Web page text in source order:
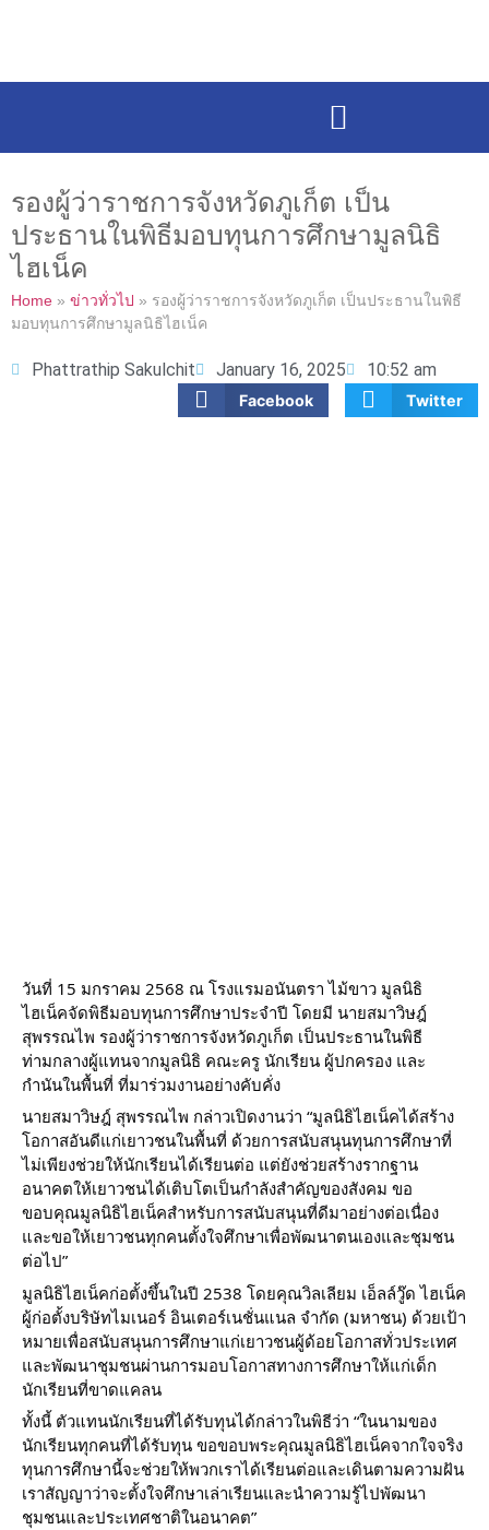
รองผู้ว่าราชการจังหวัดภูเก็ต เป็น
ประธานในพิธีมอบทุนการศึกษามูลนิธิ
ไฮเน็ค
Home » ข่าวทั่วไป » รองผู้ว่าราชการจังหวัดภูเก็ต เป็นประธานในพิธี
มอบทุนการศึกษามูลนิธิไฮเน็ค
Phattrathip Sakulchit January 16, 2025 10:52 am
Facebook Twitter
วันที่ 15 มกราคม 2568 ณ โรงแรมอนันตรา ไม้ขาว มูลนิธิ
ไฮเน็คจัดพิธีมอบทุนการศึกษาประจำปี โดยมี นายสมาวิษฎ์
สุพรรณไพ รองผู้ว่าราชการจังหวัดภูเก็ต เป็นประธานในพิธี
ท่ามกลางผู้แทนจากมูลนิธิ คณะครู นักเรียน ผู้ปกครอง และ
กำนันในพื้นที่ ที่มาร่วมงานอย่างคับคั่ง
นายสมาวิษฎ์ สุพรรณไพ กล่าวเปิดงานว่า “มูลนิธิไฮเน็คได้สร้าง
โอกาสอันดีแก่เยาวชนในพื้นที่ ด้วยการสนับสนุนทุนการศึกษาที่
ไม่เพียงช่วยให้นักเรียนได้เรียนต่อ แต่ยังช่วยสร้างรากฐาน
อนาคตให้เยาวชนได้เติบโตเป็นกำลังสำคัญของสังคม ขอ
ขอบคุณมูลนิธิไฮเน็คสำหรับการสนับสนุนที่ดีมาอย่างต่อเนื่อง
และขอให้เยาวชนทุกคนตั้งใจศึกษาเพื่อพัฒนาตนเองและชุมชน
ต่อไป”
มูลนิธิไฮเน็คก่อตั้งขึ้นในปี 2538 โดยคุณวิลเลียม เอ็ลล์วู๊ด ไฮเน็ค
ผู้ก่อตั้งบริษัทไมเนอร์ อินเตอร์เนชั่นแนล จำกัด (มหาชน) ด้วยเป้า
หมายเพื่อสนับสนุนการศึกษาแก่เยาวชนผู้ด้อยโอกาสทั่วประเทศ
และพัฒนาชุมชนผ่านการมอบโอกาสทางการศึกษาให้แก่เด็ก
นักเรียนที่ขาดแคลน
ทั้งนี้ ตัวแทนนักเรียนที่ได้รับทุนได้กล่าวในพิธีว่า “ในนามของ
นักเรียนทุกคนที่ได้รับทุน ขอขอบพระคุณมูลนิธิไฮเน็คจากใจจริง
ทุนการศึกษานี้จะช่วยให้พวกเราได้เรียนต่อและเดินตามความฝัน
เราสัญญาว่าจะตั้งใจศึกษาเล่าเรียนและนำความรู้ไปพัฒนา
ชุมชนและประเทศชาติในอนาคต”